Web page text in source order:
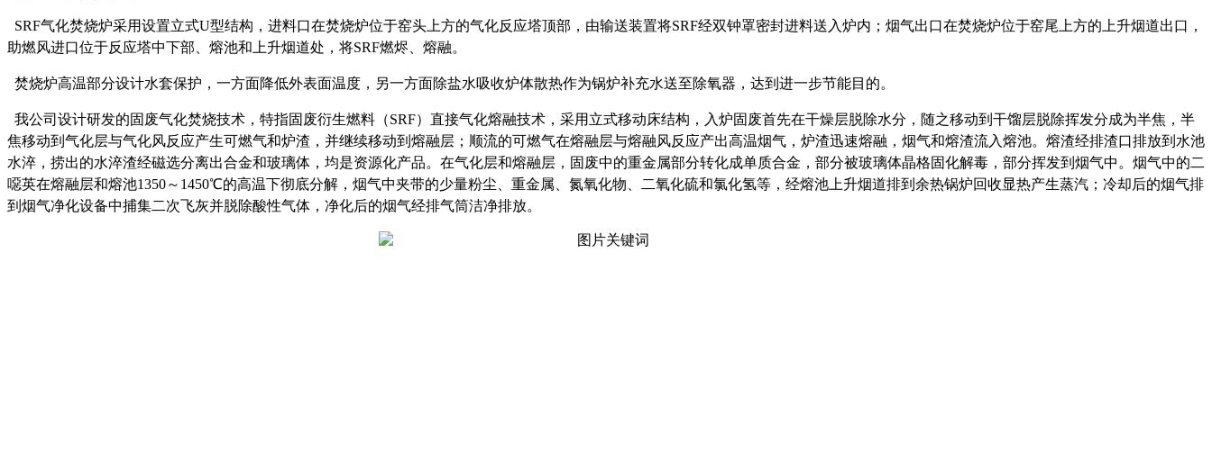
SRF气化焚烧炉采用设置立式U型结构，进料口在焚烧炉位于窑头上方的气化反应塔顶部，由输送装置将SRF经双钟罩密封进料送入炉内；烟气出口在焚烧炉位于窑尾上方的上升烟道出口，
助燃风进口位于反应塔中下部、熔池和上升烟道处，将SRF燃烬、熔融。
焚烧炉高温部分设计水套保护，一方面降低外表面温度，另一方面除盐水吸收炉体散热作为锅炉补充水送至除氧器，达到进一步节能目的。
我公司设计研发的固废气化焚烧技术，特指固废衍生燃料（SRF）直接气化熔融技术，采用立式移动床结构，入炉固废首先在干燥层脱除水分，随之移动到干馏层脱除挥发分成为半焦，半
焦移动到气化层与气化风反应产生可燃气和炉渣，并继续移动到熔融层；顺流的可燃气在熔融层与熔融风反应产出高温烟气，炉渣迅速熔融，烟气和熔渣流入熔池。熔渣经排渣口排放到水池
水淬，捞出的水淬渣经磁选分离出合金和玻璃体，均是资源化产品。在气化层和熔融层，固废中的重金属部分转化成单质合金，部分被玻璃体晶格固化解毒，部分挥发到烟气中。烟气中的二
噁英在熔融层和熔池1350～1450℃的高温下彻底分解，烟气中夹带的少量粉尘、重金属、氮氧化物、二氧化硫和氯化氢等，经熔池上升烟道排到余热锅炉回收显热产生蒸汽；冷却后的烟气排
到烟气净化设备中捕集二次飞灰并脱除酸性气体，净化后的烟气经排气筒洁净排放。